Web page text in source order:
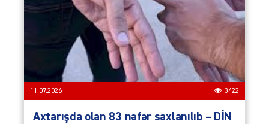
11.07.2026 3422
Axtarışda olan 83 nəfər saxlanılıb – DİN